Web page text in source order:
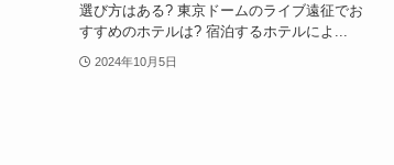
選び方はある? 東京ドームのライブ遠征でお
すすめのホテルは? 宿泊するホテルによ...
2024年10月5日